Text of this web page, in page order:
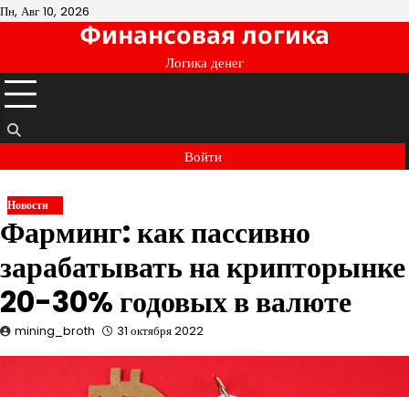
Перейти
Пн, Авг 10, 2026
Финансовая логика
Логика денег
Войти
Новости
Фарминг: как пассивно
зарабатывать на крипторынке
20-30% годовых в валюте
mining_broth 31 октября 2022